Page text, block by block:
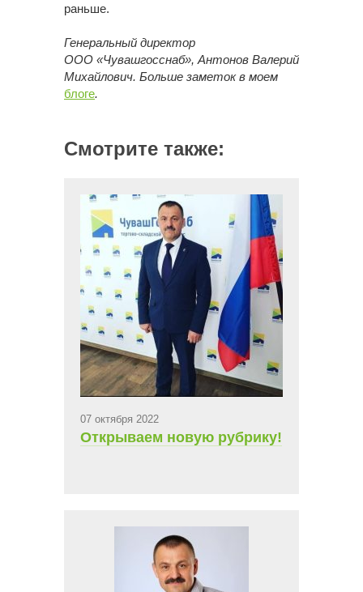
раньше.
Генеральный директор
ООО «Чувашгосснаб», Антонов Валерий
Михайлович. Больше заметок в моем
блоге.
Смотрите также:
07 октября 2022
Открываем новую рубрику!